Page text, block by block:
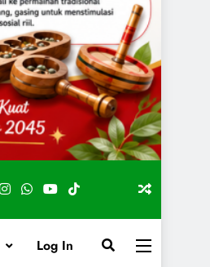
Log In